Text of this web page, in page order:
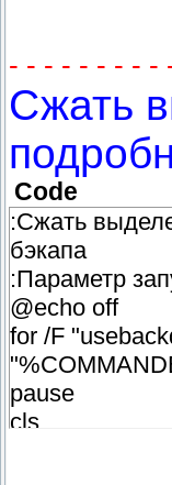
- - - - - - - - -
Сжать
Code
:Сжать
бэкапа
:Параметр
@echo off
for /F
pause
cls